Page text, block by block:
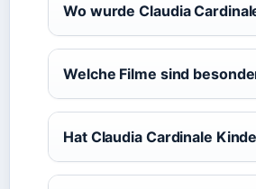
Wo wurde Claudia
Welche Filme sind
Hat Claudia Cardinale